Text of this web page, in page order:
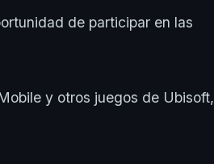
de participar en las
y otros juegos de Ubisoft,